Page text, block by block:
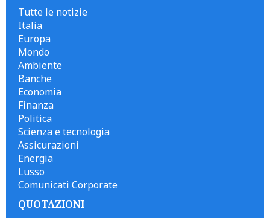
Tutte le notizie
Italia
Europa
Mondo
Ambiente
Banche
Economia
Finanza
Politica
Scienza e tecnologia
Assicurazioni
Energia
Lusso
Comunicati Corporate
QUOTAZIONI